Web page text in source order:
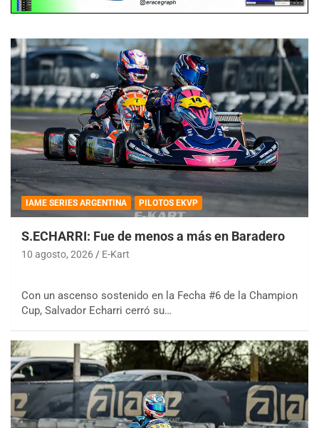
IAME SERIES ARGENTINA PILOTOS EKVP
S.ECHARRI: Fue de menos a más en Baradero
10 agosto, 2026 E-Kart
Con un ascenso sostenido en la Fecha #6 de la Champion
Cup, Salvador Echarri cerró su…